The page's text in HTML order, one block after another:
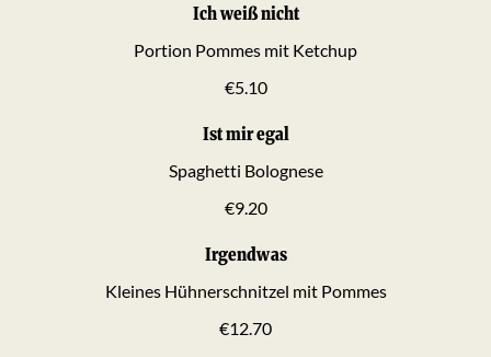
Ich weiß nicht
Portion Pommes mit Ketchup
€5.10
Ist mir egal
Spaghetti Bolognese
€9.20
Irgendwas
Kleines Hühnerschnitzel mit Pommes
€12.70